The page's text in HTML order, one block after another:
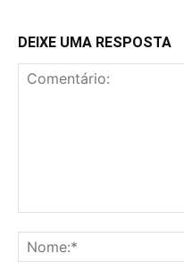
DEIXE UMA RESPOSTA